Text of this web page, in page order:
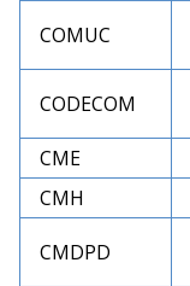
COMUC
CODECOM
CME
CMH
CMDPD